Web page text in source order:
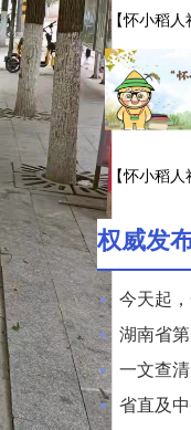
【怀小稻人
期】劳动合
事故概不负
【怀小稻人
期】企业招
同怎
权威发
今天起
个领域
湖南省
复核结
一文查
话来了
省直及